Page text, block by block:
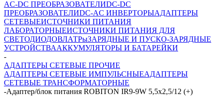
AC-DC ПРЕОБРАЗОВАТЕЛИDC-DC
ПРЕОБРАЗОВАТЕЛИDC-AC ИНВЕРТОРЫАДАПТЕРЫ
СЕТЕВЫЕИСТОЧНИКИ ПИТАНИЯ
ЛАБОРАТОРНЫЕИСТОЧНИКИ ПИТАНИЯ ДЛЯ
СВЕТОДИОДОВЛАТРыЗАРЯДНЫЕ И ПУСКО-ЗАРЯДНЫЕ
УСТРОЙСТВААККУМУЛЯТОРЫ И БАТАРЕЙКИ
-
АДАПТЕРЫ СЕТЕВЫЕ ПРОЧИЕ
АДАПТЕРЫ СЕТЕВЫЕ ИМПУЛЬСНЫЕАДАПТЕРЫ
СЕТЕВЫЕ ТРАНСФОРМАТОРНЫЕ
-Адаптер/блок питания ROBITON IR9-9W 5,5x2,5/12 (+)